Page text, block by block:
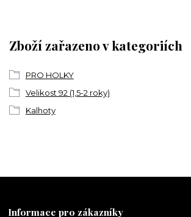
Zboží zařazeno v kategoriích
PRO HOLKY
Velikost 92 (1,5-2 roky)
Kalhoty
Informace pro zákazníky